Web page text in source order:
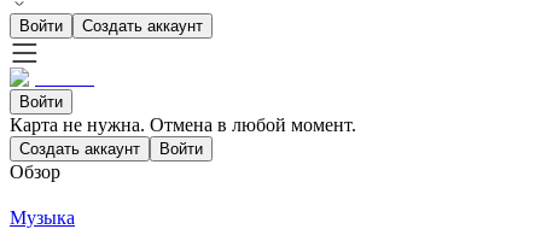
Войти Создать аккаунт
Войти
Карта не нужна. Отмена в любой момент.
Создать аккаунт Войти
Обзор
Музыка